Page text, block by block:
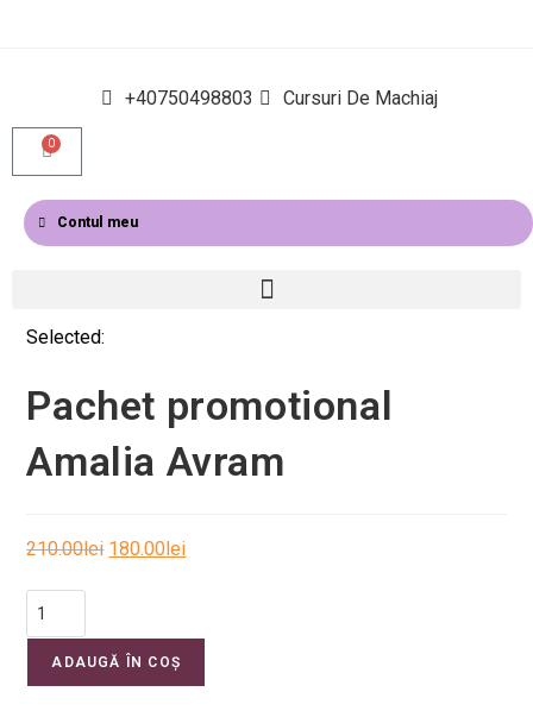
+40750498803 Cursuri De Machiaj
Contul meu
0
Selected:
Pachet promotional
Amalia Avram
210.00lei 180.00lei
ADAUGĂ ÎN COȘ